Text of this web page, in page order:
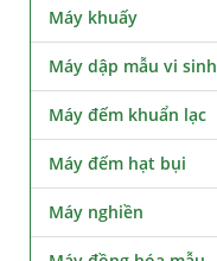
Máy khuấy
Máy dập mẫu vi sinh
Máy đếm khuẩn lạc
Máy đếm hạt bụi
Máy nghiền